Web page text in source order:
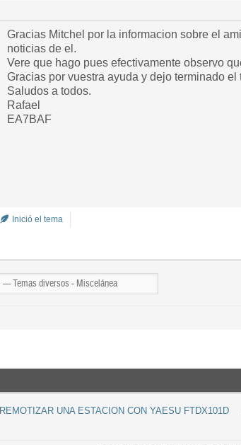
Gracias Mitchel por la informacion sobre el
noticias de el.
Vere que hago pues efectivamente observo
Gracias por vuestra ayuda y dejo terminado el
Saludos a todos.
Rafael
EA7BAF
Inició el tema
REMOTIZAR UNA ESTACION CON YAESU FTDX101D